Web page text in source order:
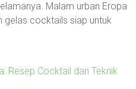
Malam urban Eropa
gelas cocktails siap untuk
Resep Cocktail dan Teknik